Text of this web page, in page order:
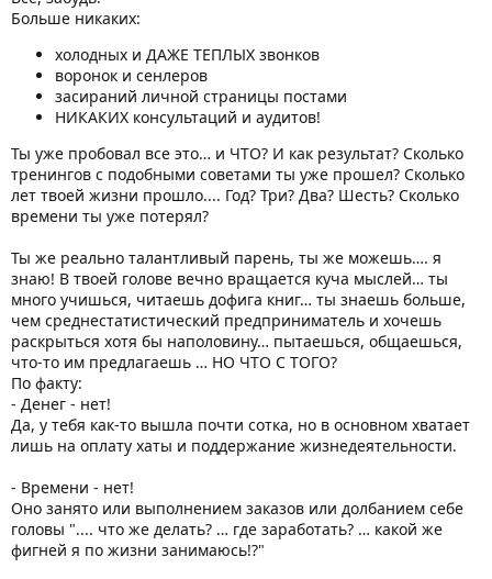
Больше никаких:
холодных и ДАЖЕ ТЕПЛЫХ звонков
воронок и сенлеров
засираний личной страницы постами
НИКАКИХ консультаций и аудитов!
Ты уже пробовал все это… и ЧТО? И как результат? Сколько
тренингов с подобными советами ты уже прошел? Сколько
лет твоей жизни прошло.... Год? Три? Два? Шесть? Сколько
времени ты уже потерял?
Ты же реально талантливый парень, ты же можешь…. я
знаю! В твоей голове вечно вращается куча мыслей… ты
много учишься, читаешь дофига книг… ты знаешь больше,
чем среднестатистический предприниматель и хочешь
раскрыться хотя бы наполовину… пытаешься, общаешься,
что-то им предлагаешь … НО ЧТО С ТОГО?
По факту:
- Денег - нет!
Да, у тебя как-то вышла почти сотка, но в основном хватает
лишь на оплату хаты и поддержание жизнедеятельности.
- Времени - нет!
Оно занято или выполнением заказов или долбанием себе
головы ".... что же делать? … где заработать? … какой же
фигней я по жизни занимаюсь!?"